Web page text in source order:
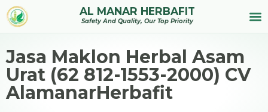
AL MANAR HERBAFIT
Safety And Quality, Our Top Priority
Jasa Maklon Herbal Asam
Urat (62 812-1553-2000) CV
AlamanarHerbafit